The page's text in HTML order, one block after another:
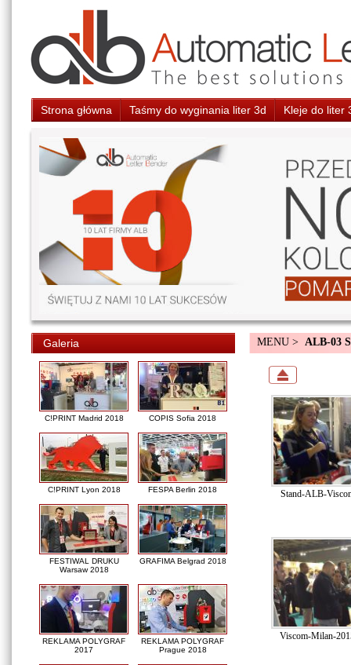
Strona główna Taśmy do wyginania liter 3d Kleje do liter
Galeria
C!PRINT Madrid 2018 COPIS Sofia 2018
C!PRINT Lyon 2018 FESPA Berlin 2018
FESTIWAL DRUKU
Warsaw 2018
GRAFIMA Belgrad 2018
REKLAMA POLYGRAF
2017
REKLAMA POLYGRAF
Prague 2018
MENU > ALB-03
Stand-ALB-
Viscom-Milan-